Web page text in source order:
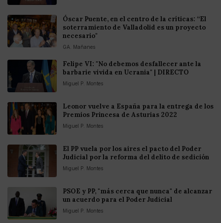
Óscar Puente, en el centro de la críticas: “El
soterramiento de Valladolid es un proyecto
necesario"
GA. Mañanes
Felipe VI: "No debemos desfallecer ante la
barbarie vivida en Ucrania" | DIRECTO
Miguel P. Montes
Leonor vuelve a España para la entrega de los
Premios Princesa de Asturias 2022
Miguel P. Montes
El PP vuela por los aires el pacto del Poder
Judicial por la reforma del delito de sedición
Miguel P. Montes
PSOE y PP, "más cerca que nunca" de alcanzar
un acuerdo para el Poder Judicial
Miguel P. Montes